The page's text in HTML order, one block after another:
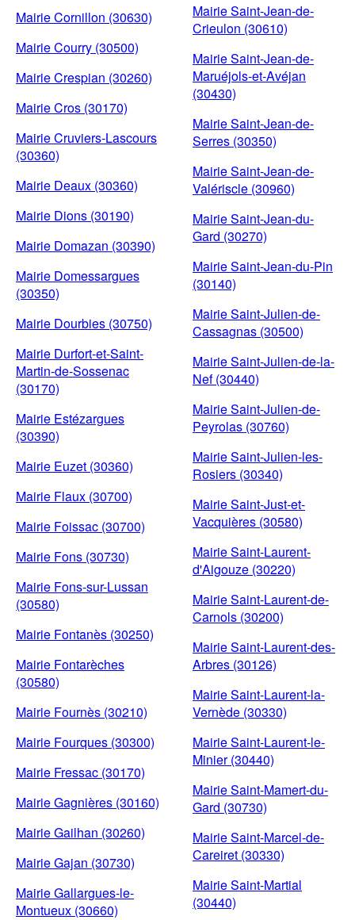
Mairie Cornillon (30630)
Mairie Courry (30500)
Mairie Crespian (30260)
Mairie Cros (30170)
Mairie Cruviers-Lascours
(30360)
Mairie Deaux (30360)
Mairie Dions (30190)
Mairie Domazan (30390)
Mairie Domessargues
(30350)
Mairie Dourbies (30750)
Mairie Durfort-et-Saint-
Martin-de-Sossenac
(30170)
Mairie Estézargues
(30390)
Mairie Euzet (30360)
Mairie Flaux (30700)
Mairie Foissac (30700)
Mairie Fons (30730)
Mairie Fons-sur-Lussan
(30580)
Mairie Fontanès (30250)
Mairie Fontarèches
(30580)
Mairie Fournès (30210)
Mairie Fourques (30300)
Mairie Fressac (30170)
Mairie Gagnières (30160)
Mairie Gailhan (30260)
Mairie Gajan (30730)
Mairie Gallargues-le-
Montueux (30660)
Mairie Saint-Jean-de-
Crieulon (30610)
Mairie Saint-Jean-de-
Maruéjols-et-Avéjan
(30430)
Mairie Saint-Jean-de-
Serres (30350)
Mairie Saint-Jean-de-
Valériscle (30960)
Mairie Saint-Jean-du-
Gard (30270)
Mairie Saint-Jean-du-Pin
(30140)
Mairie Saint-Julien-de-
Cassagnas (30500)
Mairie Saint-Julien-de-la-
Nef (30440)
Mairie Saint-Julien-de-
Peyrolas (30760)
Mairie Saint-Julien-les-
Rosiers (30340)
Mairie Saint-Just-et-
Vacquières (30580)
Mairie Saint-Laurent-
d'Aigouze (30220)
Mairie Saint-Laurent-de-
Carnols (30200)
Mairie Saint-Laurent-des-
Arbres (30126)
Mairie Saint-Laurent-la-
Vernède (30330)
Mairie Saint-Laurent-le-
Minier (30440)
Mairie Saint-Mamert-du-
Gard (30730)
Mairie Saint-Marcel-de-
Careiret (30330)
Mairie Saint-Martial
(30440)